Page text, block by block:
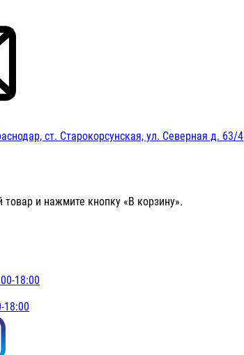
ст. Старокорсунская, ул. Северная д. 63/4
и нажмите кнопку «В корзину».
18:00
18:00